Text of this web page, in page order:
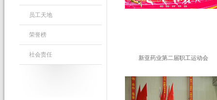
员工天地
荣誉榜
社会责任 新亚药业第二届职工运动会